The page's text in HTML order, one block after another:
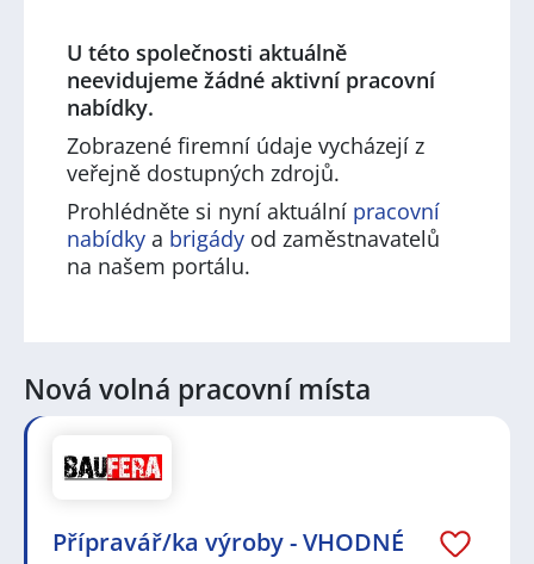
U této společnosti aktuálně
neevidujeme žádné aktivní pracovní
nabídky.
Zobrazené firemní údaje vycházejí z
veřejně dostupných zdrojů.
Prohlédněte si nyní aktuální pracovní
nabídky a brigády od zaměstnavatelů
na našem portálu.
Nová volná pracovní místa
Přípravář/ka výroby - VHODNÉ